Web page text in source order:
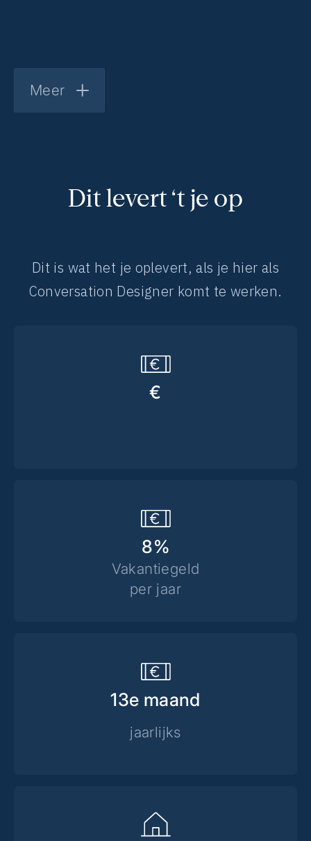
Meer
Dit levert ‘t je op
Dit is wat het je oplevert, als je hier als
Conversation Designer komt te werken.
€
8%
Vakantiegeld
per jaar
13e maand
jaarlijks